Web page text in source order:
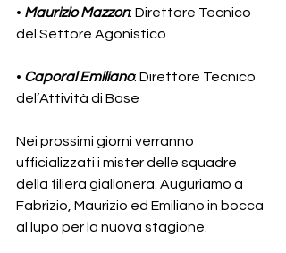
• Maurizio Mazzon: Direttore Tecnico
del Settore Agonistico
• Caporal Emiliano: Direttore Tecnico
del’Attività di Base
Nei prossimi giorni verranno
ufficializzati i mister delle squadre
della filiera giallonera. Auguriamo a
Fabrizio, Maurizio ed Emiliano in bocca
al lupo per la nuova stagione.